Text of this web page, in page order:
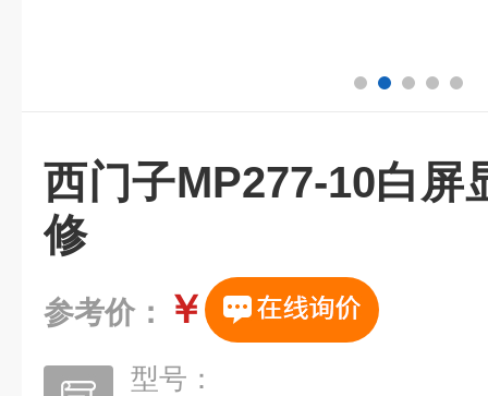
西门子MP277-10白屏
修
参考价： ￥
型号：